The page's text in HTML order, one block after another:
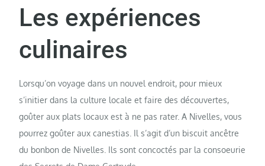
Les expériences
culinaires
Lorsqu’on voyage dans un nouvel endroit, pour mieux
s’initier dans la culture locale et faire des découvertes,
goûter aux plats locaux est à ne pas rater. A Nivelles, vous
pourrez goûter aux canestias. Il s’agit d’un biscuit ancêtre
du bonbon de Nivelles. Ils sont concoctés par la consoeurie